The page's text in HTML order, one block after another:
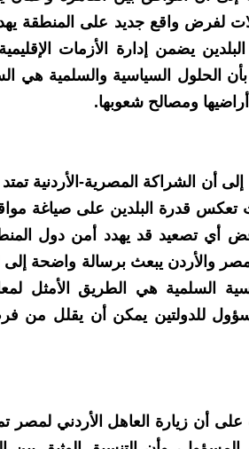
لفرض واقع جديد على المنطقة يهدد
يضمن إدارة الأزمات
بأن الحلول السياسية والسلمية هي
ومصالح شعوبها.
أن الشراكة المصرية-الأردنية
تعكس قدرة البلدين على صياغة
أي تصعيد قد يهدد أمن دول
والأردن يبعث برسالة واضحة إلى
السلمية هي الطريق الأمثل
للدولتين يمكن أن يقلل من
أن زيارة العاهل الأردني